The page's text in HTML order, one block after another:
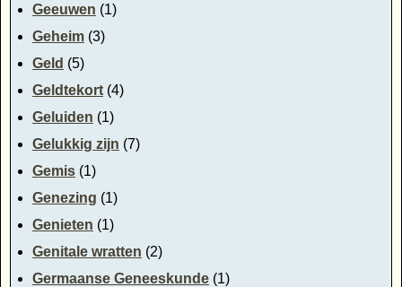
Geeuwen (1)
Geheim (3)
Geld (5)
Geldtekort (4)
Geluiden (1)
Gelukkig zijn (7)
Gemis (1)
Genezing (1)
Genieten (1)
Genitale wratten (2)
Germaanse Geneeskunde (1)